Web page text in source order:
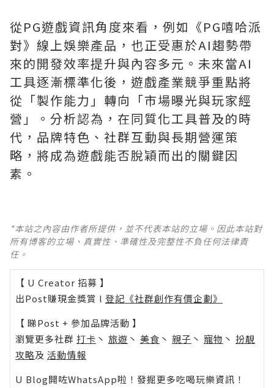
從PG遊戲資訊角度來看，例如《PG嘻哈派
對》線上娛樂產品，也正受惠於AI趨勢帶
來的開發效率提升與內容多元。未來當AI
工具逐漸標準化後，遊戲產業競爭重點將
從「製作能力」轉向「市場曝光與玩家經
營」。分析認為，在同質化工具普及的時
代，品牌特色、社群互動與長期營運策
略，將成為遊戲能否脫穎而出的關鍵因
素。
*本站之內容由作者所提供，並不代表本站的立場。因此本站對
所有博客的立場、真實性、準確性及完整性不負任何法律責
任。
【 U Creator 招募 】
出Post賺現金獎賞 l 登記《社群創作有價企劃》
【 睇Post + 參加品牌活動 】
瀏覽更多社群 打卡 丶 旅遊 丶 美食 丶 親子 丶 寵物 丶 扮靚
攻略及 活動情報
U Blog開咗WhatsApp啦！發掘更多吃喝玩樂資訊！